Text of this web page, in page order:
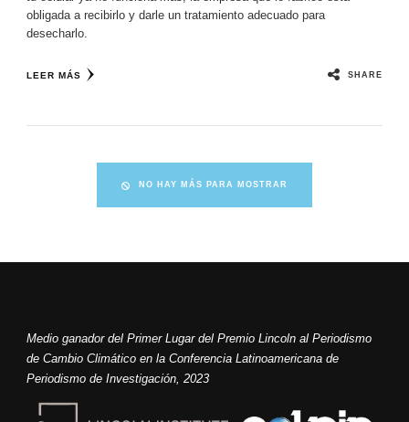
obligada a recibirlo y darle un tratamiento adecuado para
desecharlo.
LEER MÁS SHARE
NO HAY MÁS PARA MOSTRAR
Medio ganador del Primer Lugar del Premio Lincoln al Periodismo
de Cambio Climático en la Conferencia Latinoamericana de
Periodismo de Investigación, 2023